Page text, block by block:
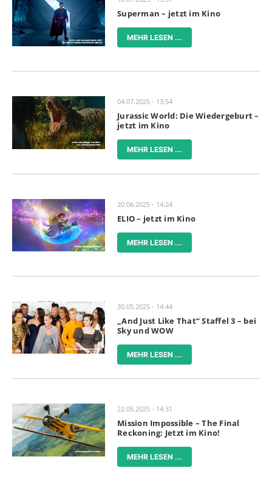
Superman – jetzt im Kino
MEHR LESEN ...
04.07.2025 - 13:54
Jurassic World: Die Wiedergeburt –
jetzt im Kino
MEHR LESEN ...
20.06.2025 - 14:24
ELIO – jetzt im Kino
MEHR LESEN ...
30.05.2025 - 14:44
„And Just Like That“ Staffel 3 – bei
Sky und WOW
MEHR LESEN ...
22.05.2025 - 14:31
Mission Impossible – The Final
Reckoning: Jetzt im Kino!
MEHR LESEN ...